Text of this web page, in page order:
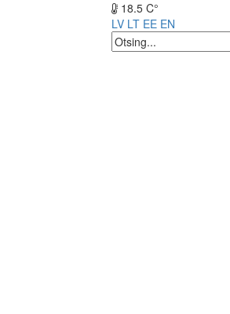
18.5 C°
LV LT EE EN